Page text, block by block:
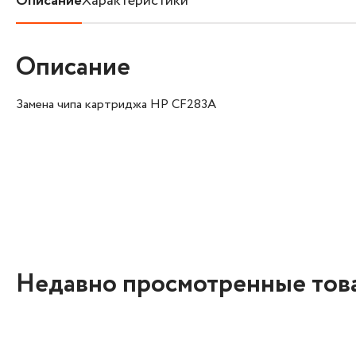
Описание
Замена чипа картриджа HP CF283A
Недавно просмотренные